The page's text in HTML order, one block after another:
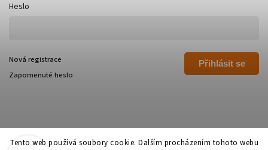
Tento web používá soubory cookie. Dalším procházením tohoto webu
Heslo
Přihlásit se
Nová registrace
Zapomenuté heslo